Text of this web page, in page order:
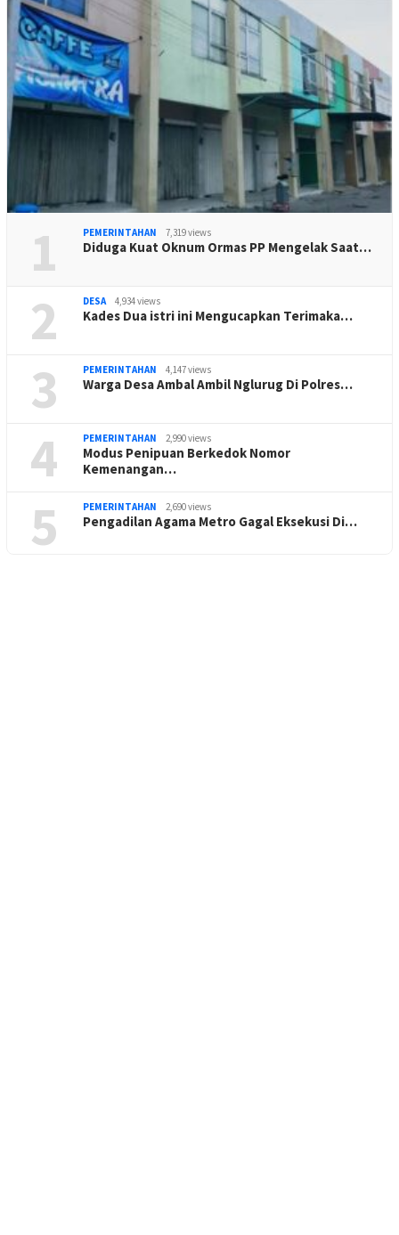
1 PEMERINTAHAN 7,319 views
Diduga Kuat Oknum Ormas PP Mengelak Saat…
2 DESA 4,934 views
Kades Dua istri ini Mengucapkan Terimaka…
3 PEMERINTAHAN 4,147 views
Warga Desa Ambal Ambil Nglurug Di Polres…
4 PEMERINTAHAN 2,990 views
Modus Penipuan Berkedok Nomor
Kemenangan…
5 PEMERINTAHAN 2,690 views
Pengadilan Agama Metro Gagal Eksekusi Di…